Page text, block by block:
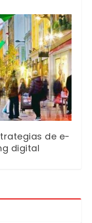
de e-
digital